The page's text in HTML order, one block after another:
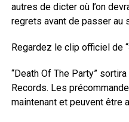
autres de dicter où l’on
regrets avant de passer au
Regardez le clip officiel de
“Death Of The Party”
Records. Les
maintenant et peuvent être